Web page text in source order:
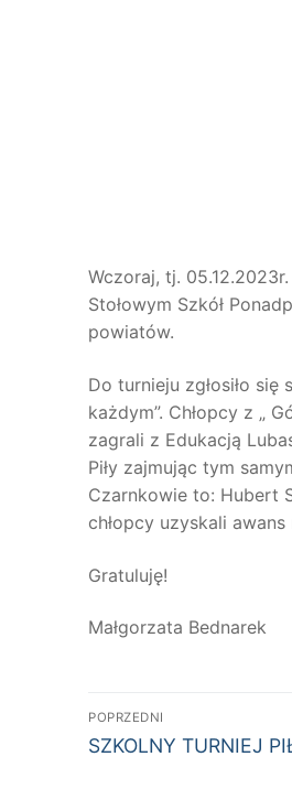
Wczoraj, tj.
Stołowym Szkół
powiatów.
Do turnieju zgłosiło
każdym”. Chłopcy z „
zagrali z Edukacją
Piły zajmując tym
Czarnkowie to: Hubert
chłopcy uzyskali
Gratuluję!
Małgorzata Bednarek
Nawigacja
wpisu
POPRZEDNI
Poprzedni
SZKOLNY TURNIEJ